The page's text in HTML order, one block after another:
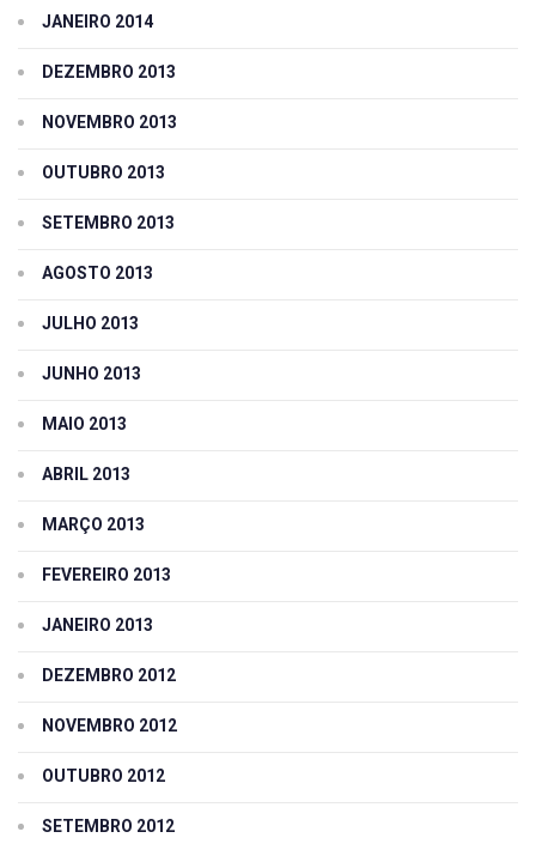
JANEIRO 2014
DEZEMBRO 2013
NOVEMBRO 2013
OUTUBRO 2013
SETEMBRO 2013
AGOSTO 2013
JULHO 2013
JUNHO 2013
MAIO 2013
ABRIL 2013
MARÇO 2013
FEVEREIRO 2013
JANEIRO 2013
DEZEMBRO 2012
NOVEMBRO 2012
OUTUBRO 2012
SETEMBRO 2012